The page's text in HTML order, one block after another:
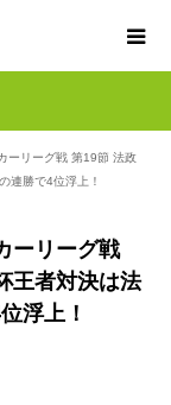
ーリーグ戦 第19節 法政
連勝で4位浮上！
ーリーグ戦
王者対決は法
浮上！